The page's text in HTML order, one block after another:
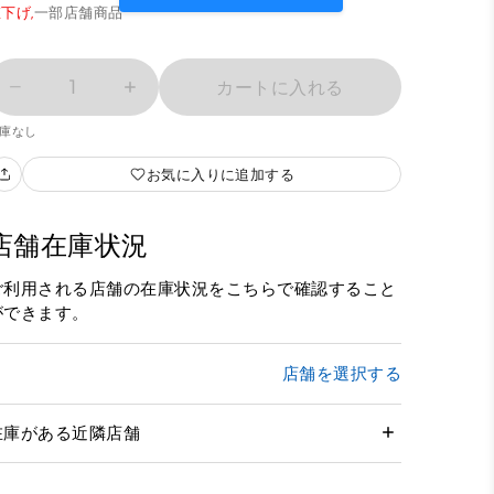
げ,一部店舗商品
1 カートに入れる
なし
お気に入りに追加する
舗在庫状況
利用される店舗の在庫状況をこちらで確認すること
きます。
店舗を選択する
庫がある近隣店舗